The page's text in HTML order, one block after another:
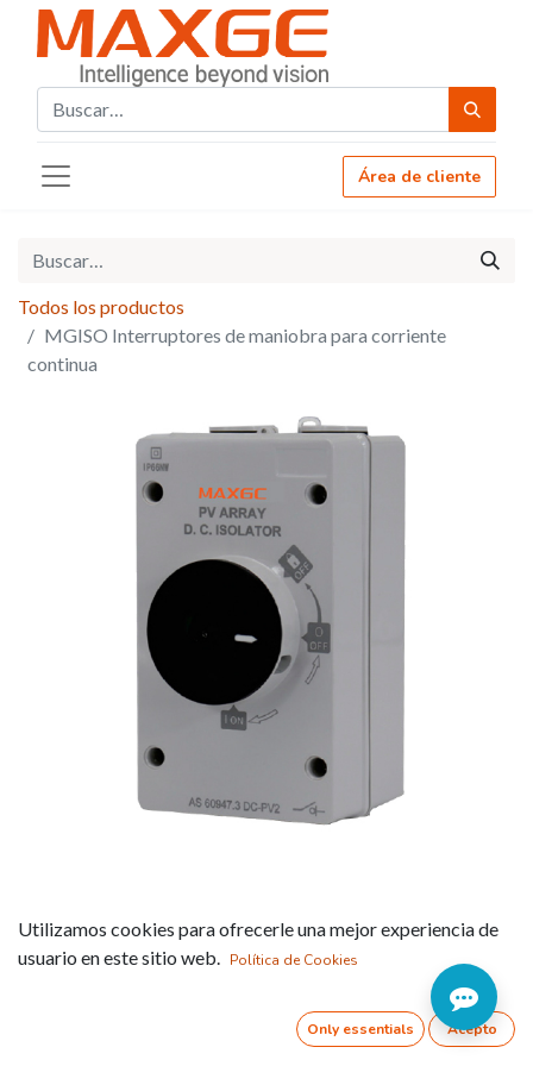
Área de cliente
Todos los productos
MGISO Interruptores de maniobra para corriente
continua
MGISO Interruptores de
maniobra para corriente
Utilizamos cookies para ofrecerle una mejor experiencia de
usuario en este sitio web. Política de Cookies
Only essentials Acepto